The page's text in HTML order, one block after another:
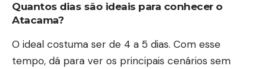
Quantos dias são ideais para conhecer o
Atacama?
O ideal costuma ser de 4 a 5 dias. Com esse
tempo, dá para ver os principais cenários sem